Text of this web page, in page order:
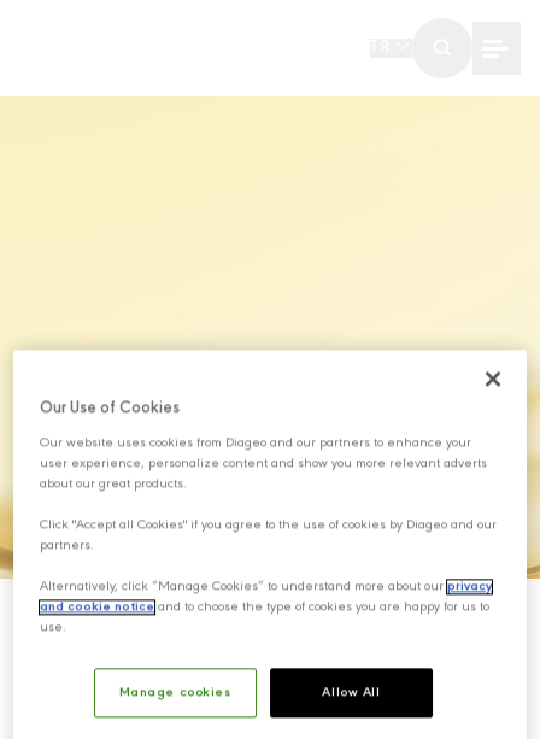
Özlem Yeşildere, profesyonel hayatına yönetim
danışmanı olarak başladı. 1994 yılında Procter &
Our Use of Cookies
Our website uses cookies from Diageo and our partners to enhance your
user experience, personalize content and show you more relevant adverts
about our great products.
Click "Accept all Cookies" if you agree to the use of cookies by Diageo and our
partners.
Alternatively, click “Manage Cookies” to understand more about ourprivacy
and cookie notice and to choose the type of cookies you are happy for us to
use.
Manage cookies Allow All